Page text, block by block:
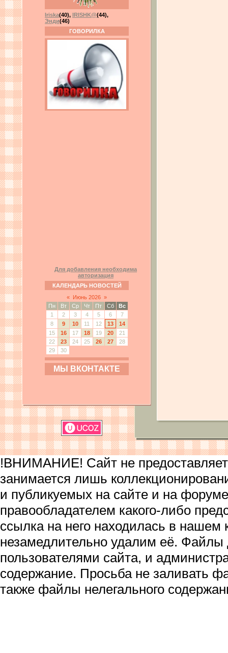
Iriska(40), IRISHK@(44),
Энди(46)
ГОВОРИЛКА
Для добавления необходима
авторизация
КАЛЕНДАРЬ НОВОСТЕЙ
«
Июнь 2026 »
Пн
Вт Ср Чт Пт Сб
Вс
1
2 3 4 5 6
7
8
9 10 11 12 13
14
15
16 17 18 19 20
21
22
23 24 25 26 27
28
29
30
МЫ ВКОНТАКТЕ
!ВНИМАНИЕ! Сайт не предоставляет
занимается лишь
и публикуемых на сайте и на
правообладателем какого-либо
ссылка на него находилась в
незамедлительно удалим её.
пользователями сайта, и
содержание. Просьба не заливать
также файлы нелегального